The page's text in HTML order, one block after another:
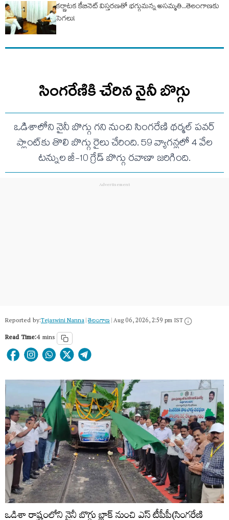
కర్ణాటక కేబినెట్ విస్తరణతో భగ్గుమన్న అసమ్మతి..తెలంగాణకు
సెగలు!
సింగరేణికి చేరిన నైనీ బొగ్గు
ఒడిశాలోని నైనీ బొగ్గు గని నుంచి సింగరేణి థర్మల్ పవర్
ప్లాంట్‌కు తొలి బొగ్గు రైలు చేరింది. 59 వ్యాగన్లలో 4 వేల
టన్నుల జీ-10 గ్రేడ్ బొగ్గు రవాణా జరిగింది.
Reported by:Tejaswini Nanna|తెలంగాణ‌|Aug 06, 2026, 2:59 pm IST
Read Time:4 mins